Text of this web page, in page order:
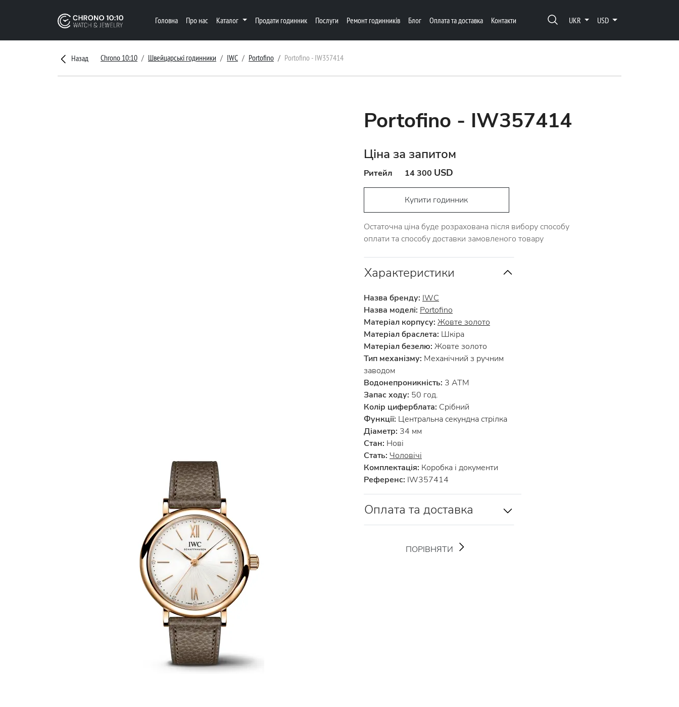
Головна Про нас Каталог Продати годинник Послуги Ремонт годинників Блог Оплата та доставка Контакти UKR USD
Назад Chrono 10:10 Швейцарські годинники IWC Portofino Portofino - IW357414
Portofino - IW357414
Ціна за запитом
Ритейл 14 300 USD
Купити годинник
Остаточна ціна буде розрахована після вибору способу
оплати та способу доставки замовленого товару
Характеристики
Назва бренду: IWC
Назва моделі: Portofino
Матеріал корпусу: Жовте золото
Матеріал браслета: Шкіра
Матеріал безелю: Жовте золото
Тип механізму: Механічний з ручним
заводом
Водонепроникність: 3 АТМ
Запас ходу: 50 год.
Колір циферблата: Срібний
Функції: Центральна секундна стрілка
Діаметр: 34 мм
Стан: Нові
Стать: Чоловічі
Комплектація: Коробка і документи
Референс: IW357414
Оплата та доставка
ПОРІВНЯТИ